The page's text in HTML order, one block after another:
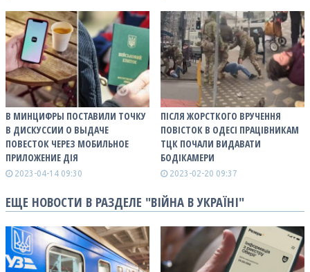
В МИНЦИФРЫ ПОСТАВИЛИ ТОЧКУ
В ДИСКУССИИ О ВЫДАЧЕ
ПОВЕСТОК ЧЕРЕЗ МОБИЛЬНОЕ
ПРИЛОЖЕНИЕ ДІЯ
2023-04-14 09:30
ПІСЛЯ ЖОРСТКОГО ВРУЧЕННЯ
ПОВІСТОК В ОДЕСІ ПРАЦІВНИКАМ
ТЦК ПОЧАЛИ ВИДАВАТИ
БОДІКАМЕРИ
2023-02-20 09:37
ЕЩЕ НОВОСТИ В РАЗДЕЛЕ "ВІЙНА В УКРАЇНІ"